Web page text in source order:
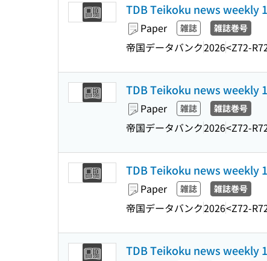
TDB Teikoku news weekly
Paper 雑誌 雑誌巻号
帝国データバンク2026<Z72-
TDB Teikoku news weekly
Paper 雑誌 雑誌巻号
帝国データバンク2026<Z72-
TDB Teikoku news weekly
Paper 雑誌 雑誌巻号
帝国データバンク2026<Z72-
TDB Teikoku news weekly